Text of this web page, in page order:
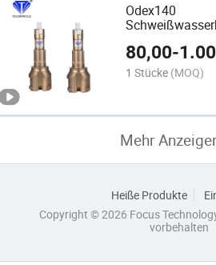
Odex140
80,00-
1 Stücke (MOQ)
Mehr
Heiße Produkte
Copyright © 2026 Focus
vorbehalten